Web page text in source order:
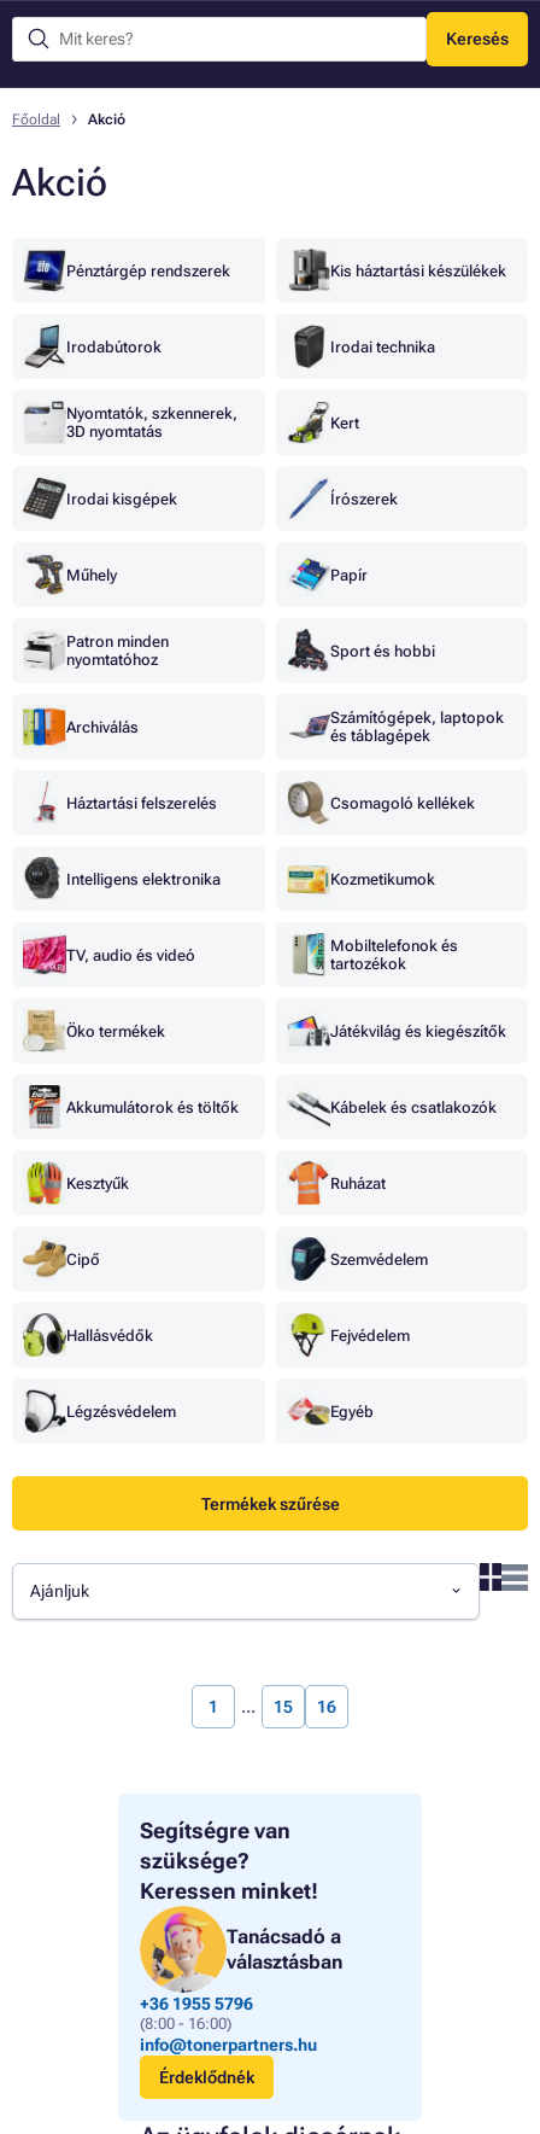
Keresés
Menü
Segítségre van
szüksége?
Keressen minket!
Tanácsadó a
választásban
+36 1955 5796
(8:00 - 16:00)
info@tonerpartners.hu
Érdeklődnék
Főoldal Akció
Akció
Pénztárgép rendszerek Kis háztartási készülékek
Irodabútorok Irodai technika
Nyomtatók, szkennerek,
3D nyomtatás
Kert
Irodai kisgépek Írószerek
Műhely Papír
Patron minden
nyomtatóhoz
Sport és hobbi
Archiválás
Számítógépek, laptopok
és táblagépek
Háztartási felszerelés Csomagoló kellékek
Intelligens elektronika Kozmetikumok
TV, audio és videó
Mobiltelefonok és
tartozékok
Öko termékek Játékvilág és kiegészítők
Akkumulátorok és töltők Kábelek és csatlakozók
Kesztyűk Ruházat
Cipő Szemvédelem
Hallásvédők Fejvédelem
Légzésvédelem Egyéb
Termékek szűrése
Ajánljuk
1 15 16